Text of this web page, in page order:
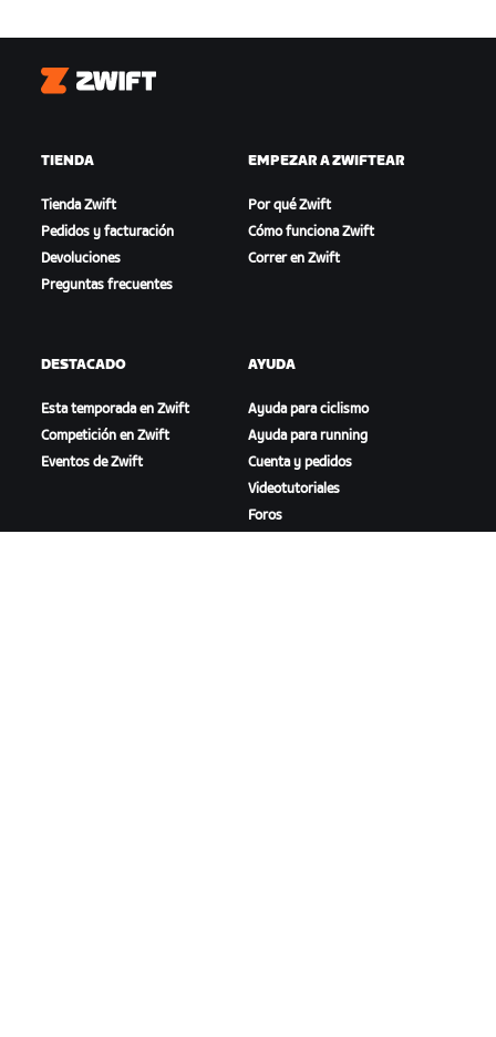
Zwift
TIENDA
Tienda Zwift
Pedidos y facturación
Devoluciones
Preguntas frecuentes
EMPEZAR A ZWIFTEAR
Por qué Zwift
Cómo funciona Zwift
Correr en Zwift
DESTACADO
Esta temporada en Zwift
Competición en Zwift
Eventos de Zwift
AYUDA
Ayuda para ciclismo
Ayuda para running
Cuenta y pedidos
Videotutoriales
Foros